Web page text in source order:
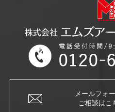
メールフォ
ご相談はこ